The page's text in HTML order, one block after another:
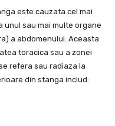
este cauzata cel mai
sau mai multe organe
a abdomenului. Aceasta
toracica sau a zonei
refera sau radiaza la
din stanga includ: